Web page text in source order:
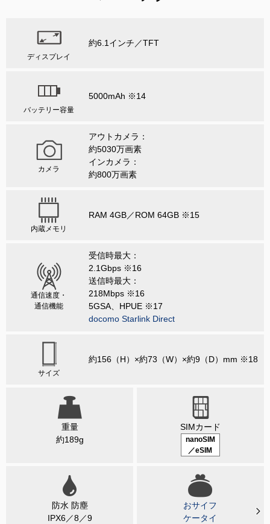
ディスプレイ
約6.1インチ／TFT
バッテリー容量
5000mAh ※14
カメラ
アウトカメラ：
約5030万画素
インカメラ：
約800万画素
内蔵メモリ
RAM 4GB／ROM 64GB ※15
通信速度・
通信機能
受信時最大：
2.1Gbps ※16
送信時最大：
218Mbps ※16
5GSA、HPUE ※17
docomo Starlink Direct
サイズ
約156（H）×約73（W）×約9（D）mm ※18
重量
約189g
SIMカード
nanoSIM
／eSIM
防水 防塵
IPX6／8／9
おサイフ
ケータイ